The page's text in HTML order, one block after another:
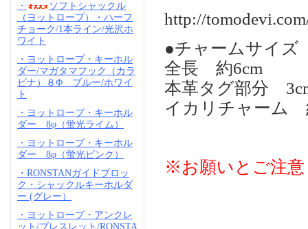
・
ソフトシャックル
（ヨットロープ）・ハーフ
チョーク/1本ライン/光沢ホ
ワイト
・ヨットロープ・キーホル
ダー/マガタマフック（カラ
ビナ）８Φ ブルー/ホワイ
ト
・ヨットロープ・キーホル
ダー 8φ（蛍光ライム）
・ヨットロープ・キーホル
ダー 8φ（蛍光ピンク）
・RONSTANガイドブロッ
ク・シャックルキーホルダ
ー (グレー）
・ヨットロープ・アンクレ
ット/ブレスレット/RONSTA
http://
●チャームサイズ
全長 約6cm
本革タグ部分
イカリチャーム
※お願いとご注意